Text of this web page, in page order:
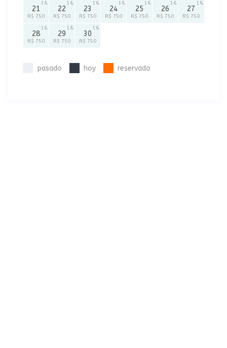
21
R$ 750
1
22
R$ 750
1
23
R$ 750
1
24
R$ 750
1
25
R$ 750
1
26
R$ 750
1
27
R$ 750
1
28
R$ 750
1
29
R$ 750
1
30
R$ 750
1
pasado hoy reservado